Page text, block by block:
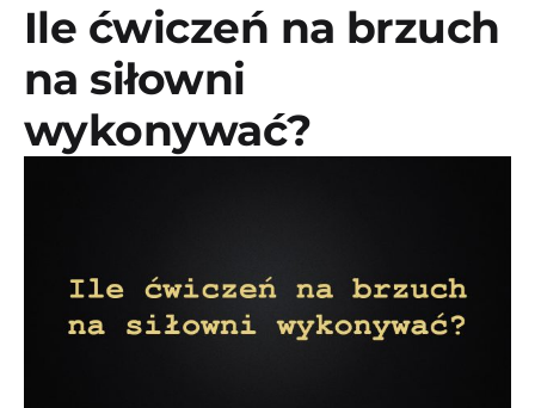
Ile ćwiczeń na brzuch
na siłowni
wykonywać?